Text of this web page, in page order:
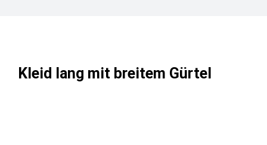
Kleid lang mit breitem Gürtel